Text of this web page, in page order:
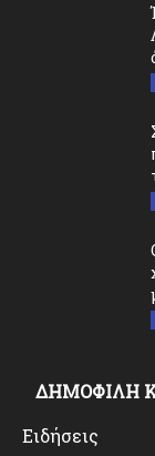
ΔΗΜΟΦΙΛΗ
Ειδήσεις